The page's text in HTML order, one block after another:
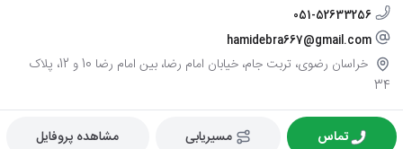
051-52633256
hamidebra667@gmail.com
خراسان رضوی، تربت جام، خیابان امام رضا، بین امام رضا 10 و 12، پلاک
34
تماس مسیریابی مشاهده پروفایل